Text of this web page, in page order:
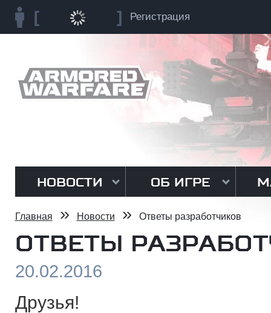
Регистрация
НОВОСТИ ОБ ИГРЕ
Главная » Новости » Ответы разработчиков
ОТВЕТЫ
20.02.2016
Друзья!